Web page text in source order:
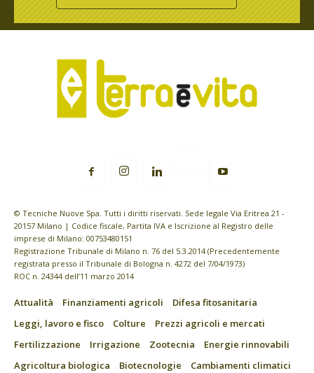
© Tecniche Nuove Spa. Tutti i diritti riservati. Sede legale Via Eritrea 21 -
20157 Milano | Codice fiscale, Partita IVA e Iscrizione al Registro delle
imprese di Milano: 00753480151
Registrazione Tribunale di Milano n. 76 del 5.3.2014 (Precedentemente
registrata presso il Tribunale di Bologna n. 4272 del 7/04/1973)
ROC n. 24344 dell’11 marzo 2014
Attualità Finanziamenti agricoli
Difesa fitosanitaria
Leggi, lavoro e fisco
Colture
Prezzi agricoli e mercati
Fertilizzazione
Irrigazione Zootecnia
Energie rinnovabili
Agricoltura biologica
Biotecnologie
Cambiamenti climatici